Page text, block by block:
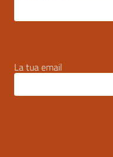
La tua email